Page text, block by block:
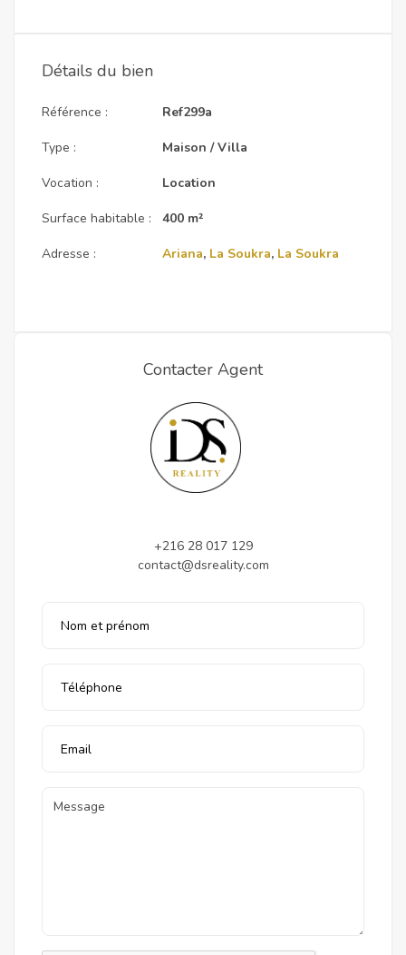
Détails du bien
Référence :
Type :
Vocation :
Surface habitable :
Adresse :
Ref299a
Maison / Villa
Location
400 m²
Ariana, La Soukra, La Soukra
Contacter Agent
+216 28 017 129
contact@dsreality.com